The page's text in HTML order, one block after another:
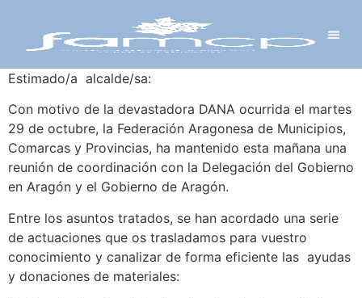
Estimado/a alcalde/sa:
Con motivo de la devastadora DANA ocurrida el martes
29 de octubre, la Federación Aragonesa de Municipios,
Comarcas y Provincias, ha mantenido esta mañana una
reunión de coordinación con la Delegación del Gobierno
en Aragón y el Gobierno de Aragón.
Entre los asuntos tratados, se han acordado una serie
de actuaciones que os trasladamos para vuestro
conocimiento y canalizar de forma eficiente las ayudas
y donaciones de materiales: